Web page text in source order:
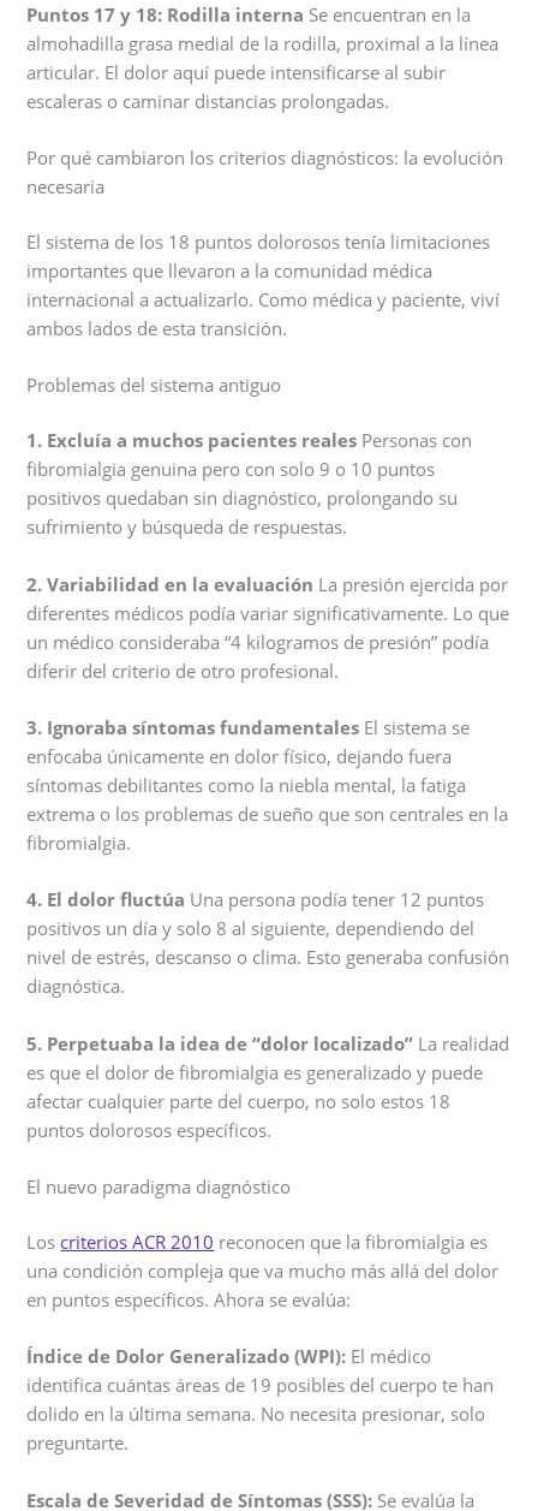
Puntos 17 y 18: Rodilla interna Se encuentran en la
almohadilla grasa medial de la rodilla, proximal a la línea
articular. El dolor aquí puede intensificarse al subir
escaleras o caminar distancias prolongadas.
Por qué cambiaron los criterios diagnósticos: la evolución
necesaria
El sistema de los 18 puntos dolorosos tenía limitaciones
importantes que llevaron a la comunidad médica
internacional a actualizarlo. Como médica y paciente, viví
ambos lados de esta transición.
Problemas del sistema antiguo
1. Excluía a muchos pacientes reales Personas con
fibromialgia genuina pero con solo 9 o 10 puntos
positivos quedaban sin diagnóstico, prolongando su
sufrimiento y búsqueda de respuestas.
2. Variabilidad en la evaluación La presión ejercida por
diferentes médicos podía variar significativamente. Lo que
un médico consideraba “4 kilogramos de presión” podía
diferir del criterio de otro profesional.
3. Ignoraba síntomas fundamentales El sistema se
enfocaba únicamente en dolor físico, dejando fuera
síntomas debilitantes como la niebla mental, la fatiga
extrema o los problemas de sueño que son centrales en la
fibromialgia.
4. El dolor fluctúa Una persona podía tener 12 puntos
positivos un día y solo 8 al siguiente, dependiendo del
nivel de estrés, descanso o clima. Esto generaba confusión
diagnóstica.
5. Perpetuaba la idea de “dolor localizado” La realidad
es que el dolor de fibromialgia es generalizado y puede
afectar cualquier parte del cuerpo, no solo estos 18
puntos dolorosos específicos.
El nuevo paradigma diagnóstico
Los criterios ACR 2010 reconocen que la fibromialgia es
una condición compleja que va mucho más allá del dolor
en puntos específicos. Ahora se evalúa:
Índice de Dolor Generalizado (WPI): El médico
identifica cuántas áreas de 19 posibles del cuerpo te han
dolido en la última semana. No necesita presionar, solo
preguntarte.
Escala de Severidad de Síntomas (SSS): Se evalúa la